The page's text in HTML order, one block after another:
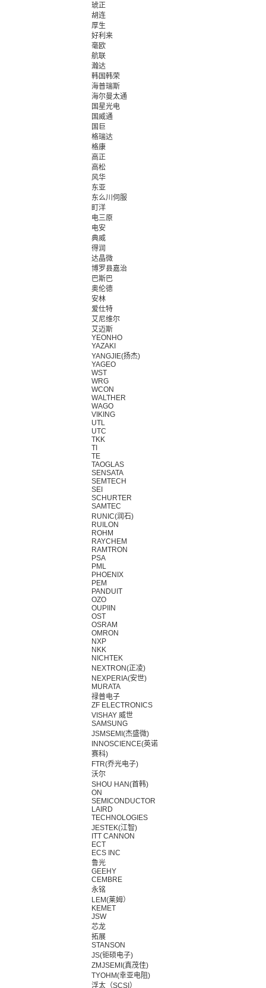
琥正
胡连
厚生
好利来
毫欧
航联
瀚达
韩国韩荣
海普瑞斯
海尔曼太通
国星光电
国威通
国巨
格瑞达
格康
高正
高松
风华
东亚
东么川伺服
町洋
电三原
电安
典威
得润
达晶微
博罗县嘉治
巴斯巴
奥伦德
安林
爱仕特
艾尼维尔
艾迈斯
YEONHO
YAZAKI
YANGJIE(扬杰)
YAGEO
WST
WRG
WCON
WALTHER
WAGO
VIKING
UTL
UTC
TKK
TI
TE
TAOGLAS
SENSATA
SEMTECH
SEI
SCHURTER
SAMTEC
RUNIC(润石)
RUILON
ROHM
RAYCHEM
RAMTRON
PSA
PML
PHOENIX
PEM
PANDUIT
OZO
OUPIIN
OST
OSRAM
OMRON
NXP
NKK
NICHTEK
NEXTRON(正凌)
NEXPERIA(安世)
MURATA
禄普电子
ZF ELECTRONICS
VISHAY 威世
SAMSUNG
JSMSEMI(杰盛微)
INNOSCIENCE(英诺
赛科)
FTR(乔光电子)
沃尔
SHOU HAN(首韩)
ON
SEMICONDUCTOR
LAIRD
TECHNOLOGIES
JESTEK(江智)
ITT CANNON
ECT
ECS INC
鲁光
GEEHY
CEMBRE
永铭
LEM(莱姆）
KEMET
JSW
芯龙
拓展
STANSON
JS(钜硕电子)
ZMJSEMI(真茂佳)
TYOHM(幸亚电阻)
浮太（SCSI）